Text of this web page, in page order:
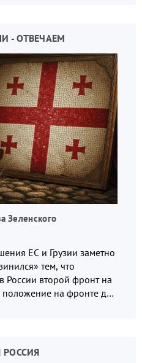
- ОТВЕЧАЕМ
Зеленского
ЕС и Грузии заметно
тем, что
России второй фронт на
на фронте для
РОССИЯ